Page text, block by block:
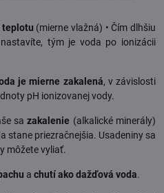
teplotu (mierne vlažná) • Čím dlhšiu
tým je voda po ionizácii
je mierne zakalená, v závislosti
pH ionizovanej vody.
sazakalenie (alkalické minerály)
stane priezračnejšia. Usadeniny sa
môžete vyliať.
a chutí ako dažďová voda.